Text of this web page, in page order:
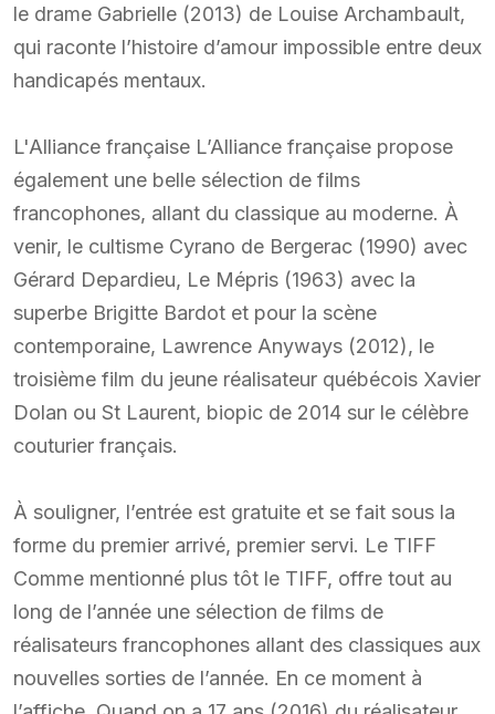
le drame Gabrielle (2013) de Louise Archambault,
qui raconte l’histoire d’amour impossible entre deux
handicapés mentaux.
L'Alliance française L’Alliance française propose
également une belle sélection de films
francophones, allant du classique au moderne. À
venir, le cultisme Cyrano de Bergerac (1990) avec
Gérard Depardieu, Le Mépris (1963) avec la
superbe Brigitte Bardot et pour la scène
contemporaine, Lawrence Anyways (2012), le
troisième film du jeune réalisateur québécois Xavier
Dolan ou St Laurent, biopic de 2014 sur le célèbre
couturier français.
À souligner, l’entrée est gratuite et se fait sous la
forme du premier arrivé, premier servi. Le TIFF
Comme mentionné plus tôt le TIFF, offre tout au
long de l’année une sélection de films de
réalisateurs francophones allant des classiques aux
nouvelles sorties de l’année. En ce moment à